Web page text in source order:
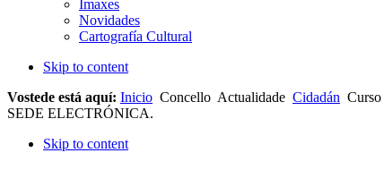
Imaxes
Novidades
Cartografía Cultural
Skip to content
Vostede está aquí: Inicio Concello Actualidade Cidadán
SEDE ELECTRÓNICA.
Skip to content